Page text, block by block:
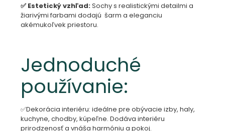
✅ Estetický vzhľad:Sochy s realistickými detailmi a
žiarivými farbami dodajú šarm a eleganciu
akémukoľvek priestoru.
Jednoduché
používanie:
✅Dekorácia interiéru: ideálne pre obývacie izby, haly,
kuchyne, chodby, kúpeľne. Dodáva interiéru
prirodzenosť a vnáša harmóniu a pokoj.